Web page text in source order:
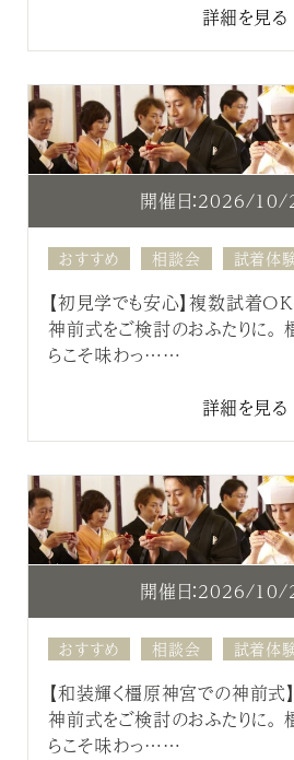
詳細を見る
開催日：2026/10/
おすすめ 相談会 試着体
【初見学でも安心】複数試
神前式をご検討のおふたりに。
らこそ味わっ……
詳細を見る
開催日：2026/10/
おすすめ 相談会 試着体
【和装輝く橿原神宮での神前
神前式をご検討のおふたりに。
らこそ味わっ……